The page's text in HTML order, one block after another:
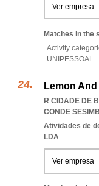
Ver empresa
Matches in the
Activity
UNIPESSOAL...
Lemon
R CIDADE DE
CONDE
Atividades de
LDA
Ver empresa